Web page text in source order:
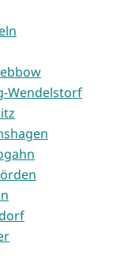
Wendelstorf